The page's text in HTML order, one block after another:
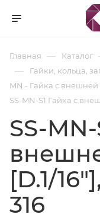
Главная — Каталог
— Гайки, кольца,
MN - Гайка с внешней
SS-MN-S1 Гайка с
SS-
[D.1/
316